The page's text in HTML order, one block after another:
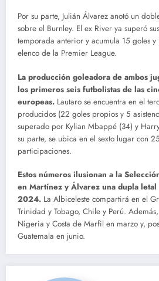
Por su parte, Julián Álvarez anotó un
sobre el Burnley. El ex River ya superó
temporada anterior y acumula 15 goles y
elenco de la Premier League.
La producción goleadora de ambos
los primeros seis futbolistas de las
europeas. Lautaro se encuentra en el
producidos (22 goles propios y 5
superado por Kylian Mbappé (34) y
su parte, se ubica en el sexto lugar con
participaciones.
Estos números ilusionan a la
en Martínez y Álvarez una dupla letal
2024. La Albiceleste compartirá en el
Trinidad y Tobago, Chile y Perú.
Nigeria y Costa de Marfil en marzo y,
Guatemala en junio.